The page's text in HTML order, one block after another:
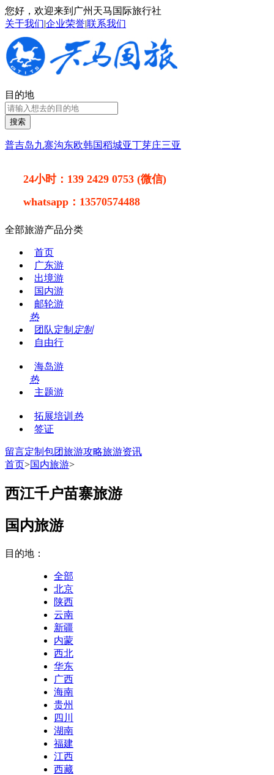
您好，欢迎来到广州天马国际旅行社
关于我们|企业荣誉|联系我们
目的地
搜索
普吉岛九寨沟东欧韩国稻城亚丁芽庄三亚
24小时： 139 2429 0753 (微信)
whatsapp： 13570574488
全部旅游产品分类
首页
广东游
出境游
国内游
邮轮游
热
团队定制 定制
自由行
海岛游
热
主题游
拓展培训 热
签证
留言定制包团旅游攻略旅游资讯
首页>国内旅游>
西江千户苗寨旅游
国内旅游
目的地：
全部
北京
陕西
云南
新疆
内蒙
西北
华东
广西
海南
贵州
四川
湖南
福建
江西
西藏